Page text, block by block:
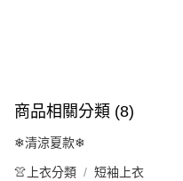
商品相關分類 (8)
❄清涼夏款❄
👚上衣分類 短袖上衣